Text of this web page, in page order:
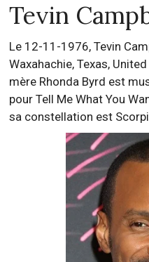
Tevin
Le 12-11-1976, Tevin
Waxahachie, Texas,
mère Rhonda Byrd est
pour Tell Me What You
sa constellation est